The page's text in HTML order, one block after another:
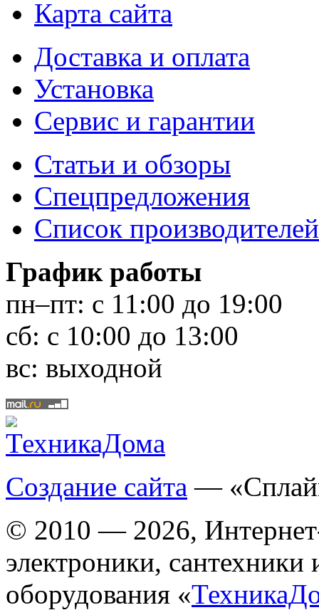
Карта сайта
Доставка и оплата
Установка
Сервис и гарантии
Статьи и обзоры
Спецпредложения
Список производителей
График работы
пн–пт: с 11:00 до 19:00
сб: с 10:00 до 13:00
вс: выходной
Создание сайта —
© 2010 — 2026,
электроники, сантехники
оборудования «